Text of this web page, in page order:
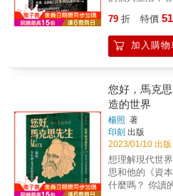
影響力。事實
沒有錢，更在
上層階級定義
化、穿著打扮
味著，即便窮
發戶。這件事
此嚴重，為什
生探索「區判
老師帶著學生
慣、度假地區
的紅茶，他們
處於培養自尊
意識到家庭如
想不到的展開
造成的悲歡離
又潛伏了哪些
群衝突、從通
複製、文化資
讀者在亂世之
能讓我們重新
能更真實地看
不平等原因。
著作改編 從一
日漸加劇的全
全新設計故事
會結構， 重新
79 折 特價
加入購物
您好，馬克
造的世界
楊照 著
印刻 出版
2023/01/10 出版
想理解現代世
思和他的《資
什麼嗎？ 你讀